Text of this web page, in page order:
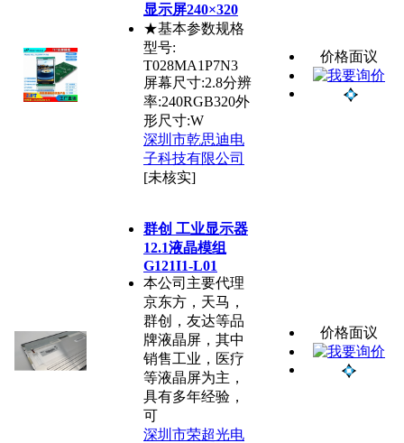
显示屏240×320
★基本参数规格
型号:
T028MA1P7N3
屏幕尺寸:2.8分辨
率:240RGB320外
形尺寸:W
深圳市乾思迪电
子科技有限公司
[未核实]
价格面议
群创 工业显示器
12.1液晶模组
G121I1-L01
本公司主要代理
京东方，天马，
群创，友达等品
牌液晶屏，其中
销售工业，医疗
等液晶屏为主，
具有多年经验，
可
深圳市荣超光电
价格面议